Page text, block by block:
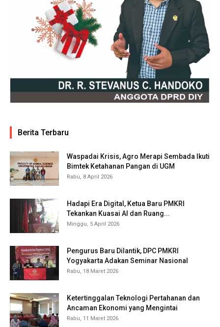
Berita Terbaru
Waspadai Krisis, Agro Merapi Sembada Ikuti
Bimtek Ketahanan Pangan di UGM
Rabu, 8 April 2026
Hadapi Era Digital, Ketua Baru PMKRI
Tekankan Kuasai AI dan Ruang...
Minggu, 5 April 2026
Pengurus Baru Dilantik, DPC PMKRI
Yogyakarta Adakan Seminar Nasional
Rabu, 18 Maret 2026
Ketertinggalan Teknologi Pertahanan dan
Ancaman Ekonomi yang Mengintai
Rabu, 11 Maret 2026